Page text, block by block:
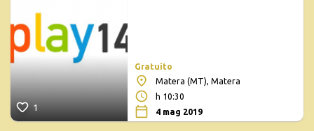
1
Gratuito
Matera (MT), Matera
h 10:30
4 mag 2019